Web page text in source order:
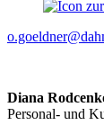
Diana
Personal- und